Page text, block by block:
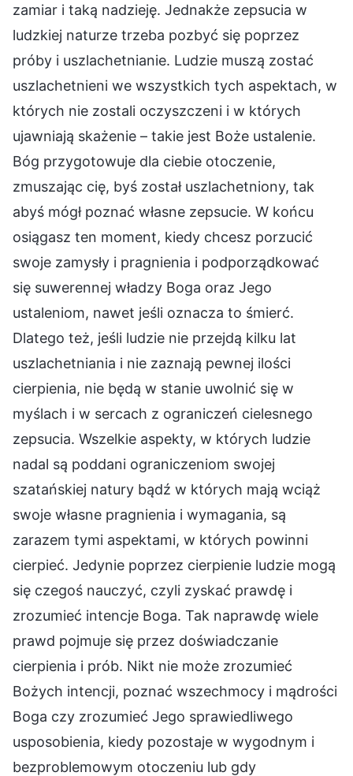
zamiar i taką nadzieję. Jednakże zepsucia w
ludzkiej naturze trzeba pozbyć się poprzez
próby i uszlachetnianie. Ludzie muszą zostać
uszlachetnieni we wszystkich tych aspektach, w
których nie zostali oczyszczeni i w których
ujawniają skażenie – takie jest Boże ustalenie.
Bóg przygotowuje dla ciebie otoczenie,
zmuszając cię, byś został uszlachetniony, tak
abyś mógł poznać własne zepsucie. W końcu
osiągasz ten moment, kiedy chcesz porzucić
swoje zamysły i pragnienia i podporządkować
się suwerennej władzy Boga oraz Jego
ustaleniom, nawet jeśli oznacza to śmierć.
Dlatego też, jeśli ludzie nie przejdą kilku lat
uszlachetniania i nie zaznają pewnej ilości
cierpienia, nie będą w stanie uwolnić się w
myślach i w sercach z ograniczeń cielesnego
zepsucia. Wszelkie aspekty, w których ludzie
nadal są poddani ograniczeniom swojej
szatańskiej natury bądź w których mają wciąż
swoje własne pragnienia i wymagania, są
zarazem tymi aspektami, w których powinni
cierpieć. Jedynie poprzez cierpienie ludzie mogą
się czegoś nauczyć, czyli zyskać prawdę i
zrozumieć intencje Boga. Tak naprawdę wiele
prawd pojmuje się przez doświadczanie
cierpienia i prób. Nikt nie może zrozumieć
Bożych intencji, poznać wszechmocy i mądrości
Boga czy zrozumieć Jego sprawiedliwego
usposobienia, kiedy pozostaje w wygodnym i
bezproblemowym otoczeniu lub gdy